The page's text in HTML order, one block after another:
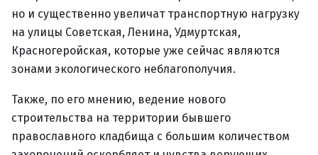
но и существенно увеличат транспортную нагрузку
на улицы Советская, Ленина, Удмуртская,
Красногеройская, которые уже сейчас являются
зонами экологического неблагополучия.
Также, по его мнению, ведение нового
строительства на территории бывшего
православного кладбища с большим количеством